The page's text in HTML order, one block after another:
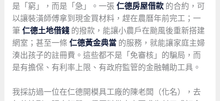
是「窮」，而是「急」。一張 仁德房屋借款的合約，可
以讓裝潢師傅拿到現金買材料，趕在農曆年前完工；一
筆 仁德土地借錢的撥款，能讓小農戶在颱風後重新搭建
網室；甚至一條 仁德黃金典當的服務，就能讓家庭主婦
湊出孩子的註冊費。這些都不是「免審核」的騙局，而
是有擔保、有利率上限、有政府監管的金融輔助工具。
我採訪過一位在仁德開模具工廠的陳老闆（化名），去